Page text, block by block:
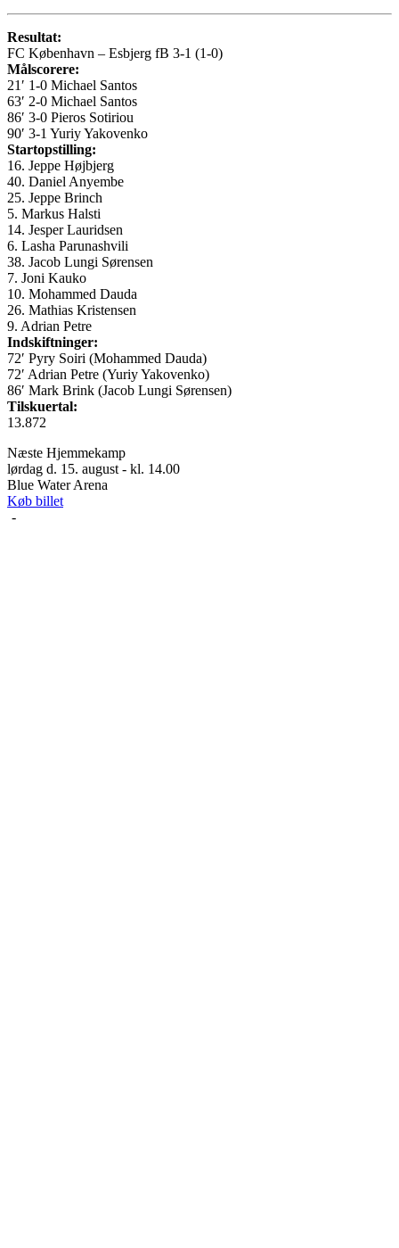
Resultat:
FC København – Esbjerg fB 3-1 (1-0)
Målscorere:
21′ 1-0 Michael Santos
63′ 2-0 Michael Santos
86′ 3-0 Pieros Sotiriou
90′ 3-1 Yuriy Yakovenko
Startopstilling:
16. Jeppe Højbjerg
40. Daniel Anyembe
25. Jeppe Brinch
5. Markus Halsti
14. Jesper Lauridsen
6. Lasha Parunashvili
38. Jacob Lungi Sørensen
7. Joni Kauko
10. Mohammed Dauda
26. Mathias Kristensen
9. Adrian Petre
Indskiftninger:
72′ Pyry Soiri (Mohammed Dauda)
72′ Adrian Petre (Yuriy Yakovenko)
86′ Mark Brink (Jacob Lungi Sørensen)
Tilskuertal:
13.872
Næste Hjemmekamp
lørdag d. 15. august - kl. 14.00
Blue Water Arena
Køb billet
-